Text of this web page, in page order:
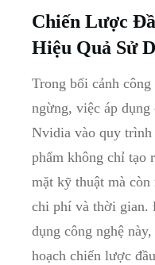
Chiến Lược
Hiệu Quả Sử
Trong bối cảnh
ngừng, việc áp dụng
Nvidia vào quy trình
phẩm không chỉ tạo
mặt kỹ thuật mà
chi phí và thời gian.
dụng công nghệ
hoạch chiến lược